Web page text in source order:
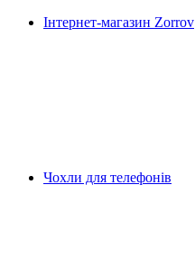
Інтернет-магазин Zorrov
Чохли для телефонів